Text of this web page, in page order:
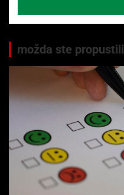
možda ste propustili